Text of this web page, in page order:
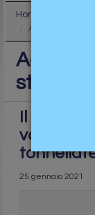
Home
Acciaio:
Acciaio:
Il
vanta
25 gennaio 2021